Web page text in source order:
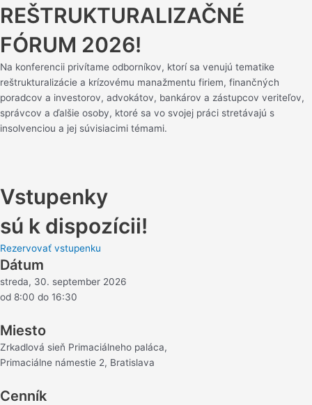
REŠTRUKTURALIZAČNÉ
FÓRUM 2026!
Na konferencii privítame odborníkov, ktorí sa venujú tematike
reštrukturalizácie a krízovému manažmentu firiem, finančných
poradcov a investorov, advokátov, bankárov a zástupcov veriteľov,
správcov a ďalšie osoby, ktoré sa vo svojej práci stretávajú s
insolvenciou a jej súvisiacimi témami.
Vstupenky
sú k dispozícii!
Rezervovať vstupenku
Dátum
streda, 30. september 2026
od 8:00 do 16:30
Miesto
Zrkadlová sieň Primaciálneho paláca,
Primaciálne námestie 2, Bratislava
Cenník